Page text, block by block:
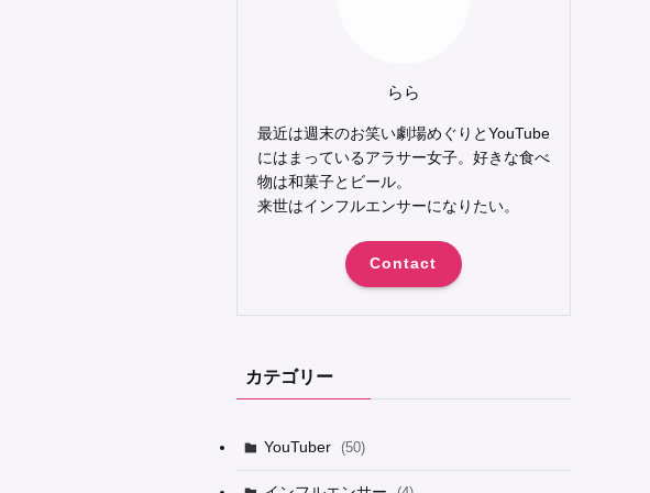
らら
最近は週末のお笑い劇場めぐりとYouTube
にはまっているアラサー女子。好きな食べ
物は和菓子とビール。
来世はインフルエンサーになりたい。
Contact
カテゴリー
YouTuber (50)